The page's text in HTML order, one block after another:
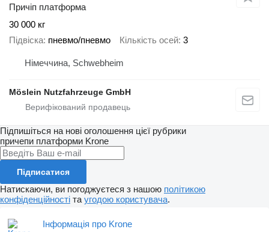
Причіп платформа
30 000 кг
Підвіска пневмо/пневмо Кількість осей 3
Німеччина, Schwebheim
Möslein Nutzfahrzeuge GmbH
Підпишіться на нові оголошення цієї рубрики
причепи платформи Krone
Підписатися
Натискаючи, ви погоджуєтеся з нашою політикою
конфіденційності та угодою користувача.
Інформація про Krone